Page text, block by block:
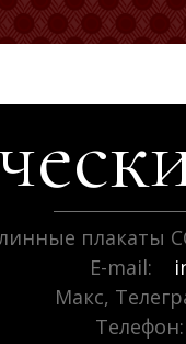
плакаты
E-mail:
Макс,
Телефон: